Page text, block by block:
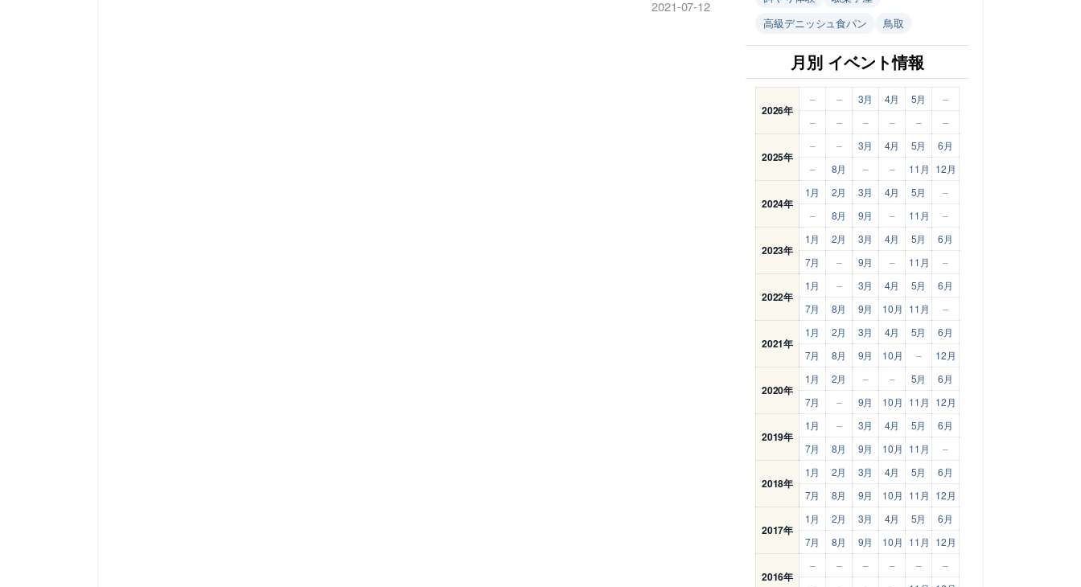
2021-07-12
高級デニッシュ食パン
鳥取
月別 イベント情報
2026年
– – 3月 4月 5月
–
–
– – – – –
2025年
– – 3月 4月 5月
6月
–
8月 – – 11月 12月
2024年
1月 2月 3月 4月 5月
–
–
8月 9月 – 11月 –
2023年
1月 2月 3月 4月 5月
6月
7月
– 9月 – 11月 –
2022年
1月 – 3月 4月 5月
6月
7月
8月 9月 10月 11月 –
2021年
1月 2月 3月 4月 5月
6月
7月
8月 9月 10月 – 12月
2020年
1月 2月 – – 5月
6月
7月
– 9月 10月 11月 12月
2019年
1月 – 3月 4月 5月
6月
7月
8月 9月 10月 11月 –
2018年
1月 2月 3月 4月 5月
6月
7月
8月 9月 10月 11月 12月
2017年
1月 2月 3月 4月 5月
6月
7月
8月 9月 10月 11月 12月
2016年
– – – – –
–